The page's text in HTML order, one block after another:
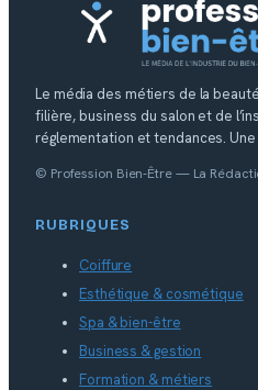
Le média des métiers de la
filière, business du salon et de
réglementation et tendances.
© Profession Bien-Être — La
RUBRIQUES
Coiffure
Esthétique & cosmétique
Spa & bien-être
Business & gestion
Formation & métiers